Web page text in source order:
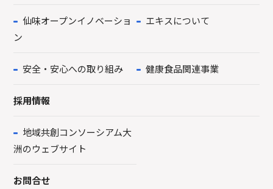
仙味オープンイノベーショ
ン
エキスについて
安全・安心への取り組み 健康食品関連事業
採用情報
地域共創コンソーシアム大
洲のウェブサイト
お問合せ